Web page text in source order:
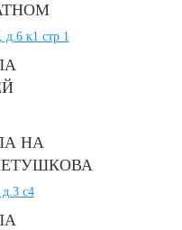
к1 стр 1
НА
с4